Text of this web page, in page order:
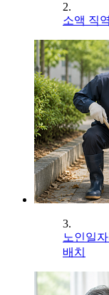
2.
소액 직
3.
노인일
배치